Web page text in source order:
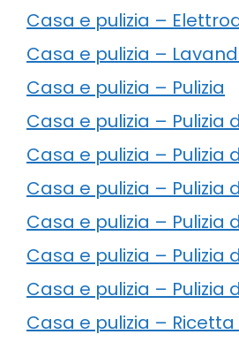
Casa e pulizia –
Casa e pulizia –
Casa e pulizia – Pulizia
Casa e pulizia – Pulizia
Casa e pulizia – Pulizia
Casa e pulizia – Pulizia
Casa e pulizia – Pulizia
Casa e pulizia – Pulizia
Casa e pulizia – Pulizia
Casa e pulizia –